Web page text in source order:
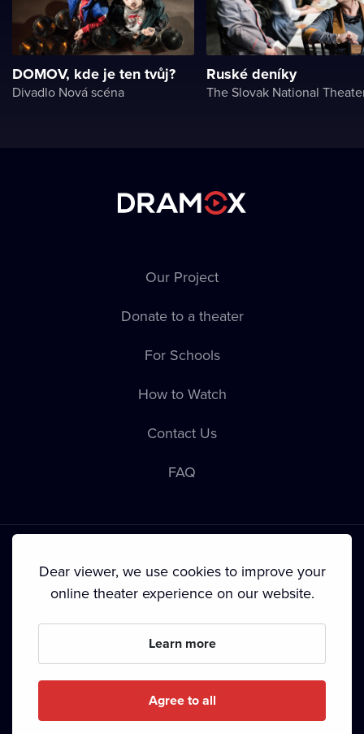
DOMOV, kde je ten tvůj?
Divadlo Nová scéna
Ruské deníky
The Slovak National
Our Project
Donate to a theater
For Schools
How to Watch
Contact Us
FAQ
•Broadcasting
Dear viewer, we use cookies to improve your
online theater experience on our website.
Learn more
Agree to all